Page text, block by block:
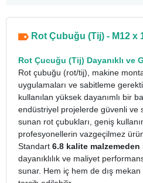
Rot Çubuğu (Tij) - M12 x
Rot Çucuğu (Tij) Dayanıklı ve
Rot çubuğu (rot/tij), makine
uygulamaları ve sabitleme
kullanılan yüksek dayanımlı bir
endüstriyel projelerde güvenli ve
sunan rot çubukları, geniş
profesyonellerin vazgeçilmez
Standart 6.8 kalite
dayanıklılık ve maliyet
sunar. Hem iç hem de dış